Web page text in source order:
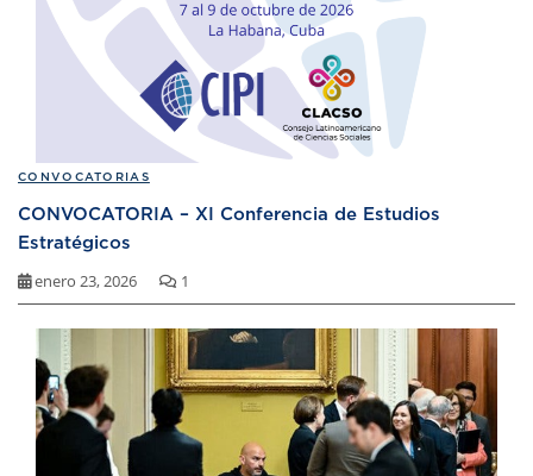
CONVOCATORIAS
CONVOCATORIA – XI Conferencia de Estudios
Estratégicos
enero 23, 2026 1